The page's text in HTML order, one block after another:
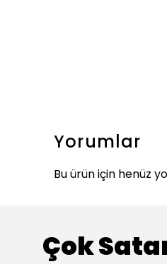
Yorumlar
Bu ürün için henüz
Çok